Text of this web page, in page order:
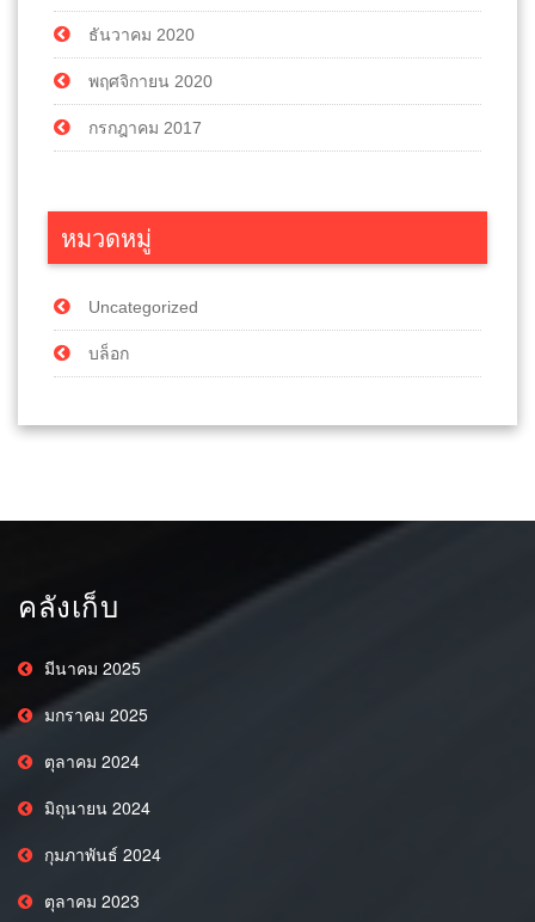
ธันวาคม 2020
พฤศจิกายน 2020
กรกฎาคม 2017
หมวดหมู่
Uncategorized
บล็อก
คลังเก็บ
มีนาคม 2025
มกราคม 2025
ตุลาคม 2024
มิถุนายน 2024
กุมภาพันธ์ 2024
ตุลาคม 2023